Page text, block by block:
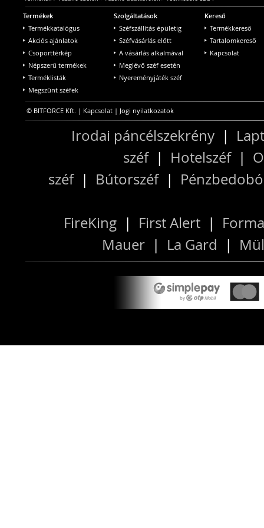
Termékek
Termékkatalógus
Akciós ajánlatok
Csoporttérkép
Népszerű termékek
Terméklisták
Megszűnt széfek
Szolgáltatások
Széfszállítás épületig
Széfvásárlás előtt
A vásárlás alkalmával
Meglévő széf esetén
Nyereményjáték széf
Kereső
Termékkereső
Tartalomkereső
Kapcsolat
© BITFORCE Kft. | Kapcsolat | Jogi nyilatkozatok
Irodai páncélszekrény |
széf| Hotelszéf|
széf| Bútorszéf|
FireKing | First Alert |
Mauer | La Gard |